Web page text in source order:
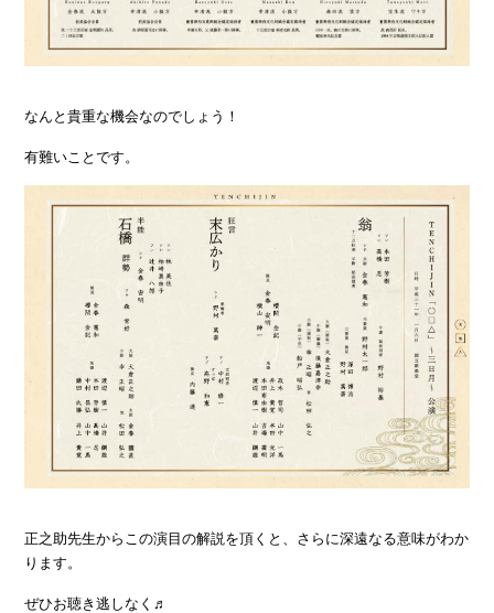
なんと貴重な機会なのでしょう！
有難いことです。
正之助先生からこの演目の解説を頂くと、さらに深遠なる意味がわか
ります。
ぜひお聴き逃しなく♬